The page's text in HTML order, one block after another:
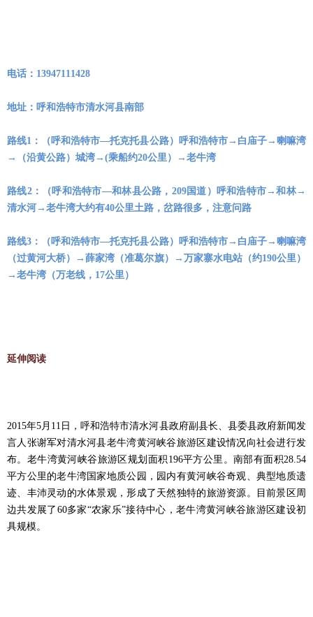
电话：13947111428
地址：呼和浩特市清水河县南部
路线1：（呼和浩特市—托克托县公路）呼和浩特市→白庙子→喇嘛湾
→（沿黄公路）城湾→(乘船约20公里）→老牛湾
路线2：（呼和浩特市—和林县公路，209国道）呼和浩特市→和林→
清水河→老牛湾大约有40公里土路，岔路很多，注意问路
路线3：（呼和浩特市—托克托县公路）呼和浩特市→白庙子→喇嘛湾
（过黄河大桥）→薛家湾（准葛尔旗）→万家寨水电站（约190公里）
→老牛湾（万老线，17公里）
延伸阅读
2015年5月11日，呼和浩特市清水河县政府副县长、县委县政府新闻发
言人张谢军对清水河县老牛湾黄河峡谷旅游区建设情况向社会进行发
布。老牛湾黄河峡谷旅游区规划面积196平方公里。南部有面积28.54
平方公里的老牛湾国家地质公园，园内有黄河峡谷奇观、典型地质遗
迹、丰沛灵动的水体景观，形成了天然独特的旅游资源。目前景区周
边共发展了60多家“农家乐”接待中心，老牛湾黄河峡谷旅游区建设初
具规模。